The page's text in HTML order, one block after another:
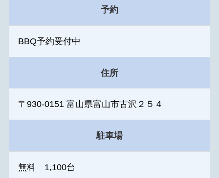
予約
BBQ予約受付中
住所
〒930-0151 富山県富山市古沢２５４
駐車場
無料 1,100台